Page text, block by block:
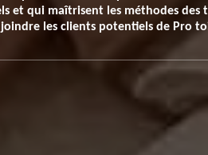
et qui maîtrisent les méthodes des
les clients potentiels de Pro